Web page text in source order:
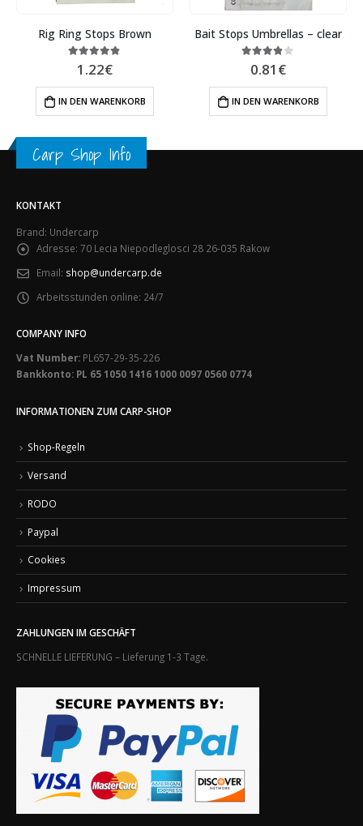
Rig Ring Stops Brown
4.75 out of 5
1.22€
IN DEN WARENKORB
Bait Stops Umbrellas – clear
3.75 out of 5
0.81 €
IN DEN WARENKORB
Carp Shop Info
KONTAKT
Brand: Undercarp
Adresse: 70 Lecia Niepodleglosci 28 26-035 Rakow
Email: shop@undercarp.de
Arbeitsstunden online: 24/7
COMPANY INFO
Vat Number: PL657-29-35-226
Bankkonto: PL 65 1050 1416 1000 0097 0560 0774
INFORMATIONEN ZUM CARP-SHOP
Shop-Regeln
Versand
RODO
Paypal
Cookies
Impressum
ZAHLUNGEN IM GESCHÄFT
SCHNELLE LIEFERUNG – Lieferung 1-3 Tage.